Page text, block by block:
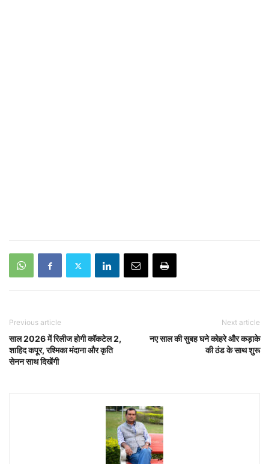
Previous article
साल 2026 में रिलीज होगी कॉकटेल 2,
शाहिद कपूर, रश्मिका मंदाना और कृति
सेनन साथ दिखेंगी
Next article
नए साल की सुबह घने कोहरे और कड़ाके
की ठंड के साथ शुरू